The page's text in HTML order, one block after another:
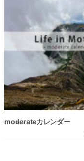
moderateカレンダー